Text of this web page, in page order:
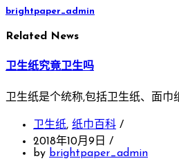
brightpaper_admin
Related News
卫生纸究竟卫生吗
卫生纸是个统称,包括卫生纸、面
卫生纸, 纸巾百科 /
2018年10月9日 /
by brightpaper_admin